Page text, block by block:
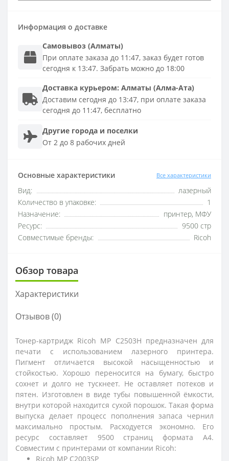
Информация о доставке
Самовывоз (Алматы)
При оплате заказа до 11:47, заказ будет готов
сегодня к 13:47. Забрать можно до 18:00
Доставка курьером: Алматы (Алма-Ата)
Доставим сегодня до 13:47, при оплате заказа
сегодня до 11:47, бесплатно
Другие города и поселки
От 2 до 8 рабочих дней
Основные характеристики Все характеристики
Вид:
лазерный
Количество в упаковке:
1
Назначение:
принтер, МФУ
Ресурс:
9500 стр
Совместимые бренды:
Ricoh
Обзор товара
Характеристики
Отзывов (0)
Тонер-картридж Ricoh MP C2503H предназначен для
печати с использованием лазерного принтера.
Пигмент отличается высокой насыщенностью и
стойкостью. Хорошо переносится на бумагу, быстро
сохнет и долго не тускнеет. Не оставляет потеков и
пятен. Изготовлен в виде тубы повышенной ёмкости,
внутри которой находится сухой порошок. Такая форма
выпуска делает процесс пополнения запаса чернил
максимально простым. Расходуется экономно. Его
ресурс составляет 9500 страниц формата А4.
Совместим с принтерами от компании Ricoh:
Ricoh MP C2003SP